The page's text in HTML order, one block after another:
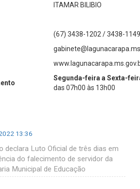
ITAMAR BILIBIO
(67) 3438-1202 / 3438-
Segunda-feira a Sexta-
das 07h00 às 13h00
13:36
declara Luto Oficial de três dias em
do falecimento de servidor da
Municipal de Educação